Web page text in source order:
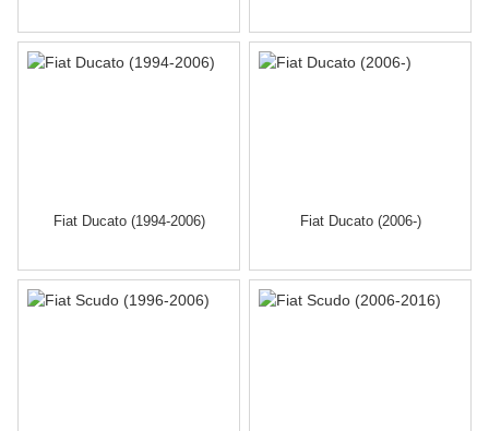
Fiat Ducato (1994-2006) Fiat Ducato (2006-)